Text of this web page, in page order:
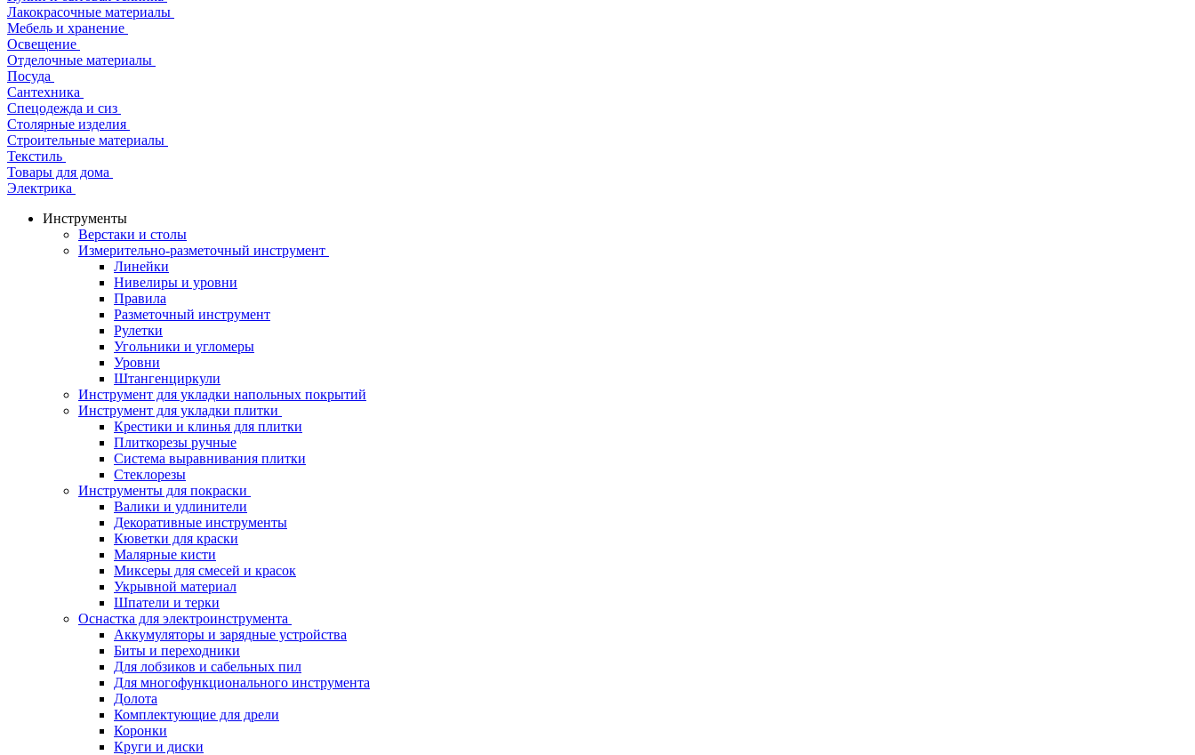
Лакокрасочные материалы
Мебель и хранение
Освещение
Отделочные материалы
Посуда
Сантехника
Спецодежда и сиз
Столярные изделия
Строительные материалы
Текстиль
Товары для дома
Электрика
Инструменты
Верстаки и столы
Измерительно-разметочный инструмент
Линейки
Нивелиры и уровни
Правила
Разметочный инструмент
Рулетки
Угольники и угломеры
Уровни
Штангенциркули
Инструмент для укладки напольных покрытий
Инструмент для укладки плитки
Крестики и клинья для плитки
Плиткорезы ручные
Система выравнивания плитки
Стеклорезы
Инструменты для покраски
Валики и удлинители
Декоративные инструменты
Кюветки для краски
Малярные кисти
Миксеры для смесей и красок
Укрывной материал
Шпатели и терки
Оснастка для электроинструмента
Аккумуляторы и зарядные устройства
Биты и переходники
Для лобзиков и сабельных пил
Для многофункционального инструмента
Долота
Комплектующие для дрели
Коронки
Круги и диски